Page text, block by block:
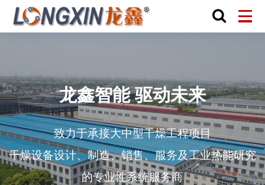
龙鑫智能 驱动未来
致力于承接大中型干燥工程项目
干燥设备设计、制造、销售、服务及工业热能研究
的专业性系统服务商